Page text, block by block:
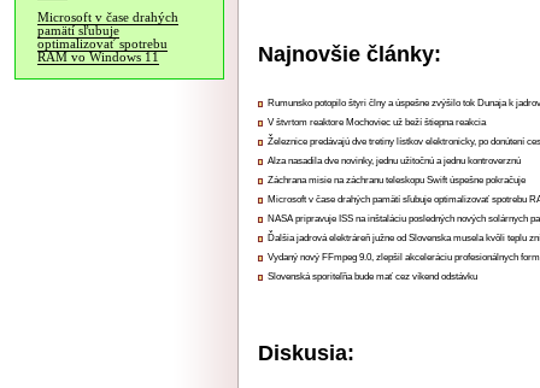
Microsoft v čase drahých
pamätí sľubuje
optimalizovať spotrebu
RAM vo Windows 11
Najnovšie články:
Rumunsko potopilo štyri člny a úspešne zvýšilo tok Dunaja k
V štvrtom reaktore Mochoviec už beží štiepna reakcia
Železnice predávajú dve tretiny lístkov elektronicky, po donútení
Alza nasadila dve novinky, jednu užitočnú a jednu kontroverznú
Záchrana misie na záchranu teleskopu Swift úspešne pokračuje
Microsoft v čase drahých pamätí sľubuje optimalizovať spotrebu
NASA pripravuje ISS na inštaláciu posledných nových solárnych
Ďalšia jadrová elektráreň južne od Slovenska musela kvôli teplu
Vydaný nový FFmpeg 9.0, zlepšil akceleráciu profesionálnych
Slovenská sporiteľňa bude mať cez víkend odstávku
Diskusia: